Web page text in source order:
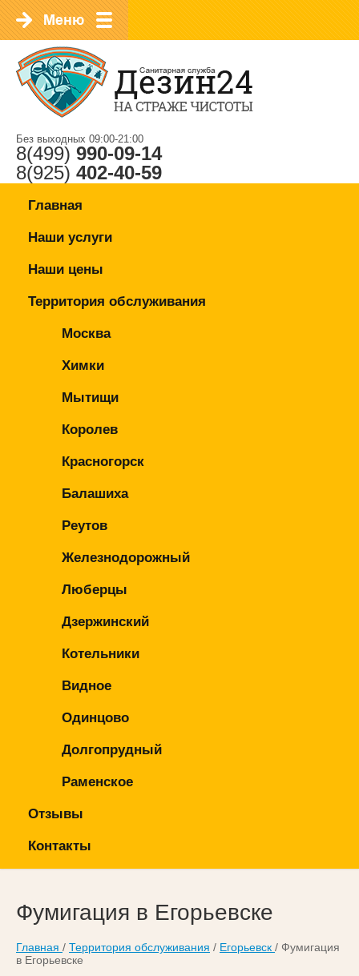
Без выходных 09:00-21:00
8(499) 990-09-14
8(925) 402-40-59
Главная
Наши услуги
Наши цены
Территория обслуживания
Москва
Химки
Мытищи
Королев
Красногорск
Балашиха
Реутов
Железнодорожный
Люберцы
Дзержинский
Котельники
Видное
Одинцово
Долгопрудный
Раменское
Отзывы
Контакты
Фумигация в Егорьевске
Главная / Территория обслуживания / Егорьевск / Фумигация
в Егорьевске